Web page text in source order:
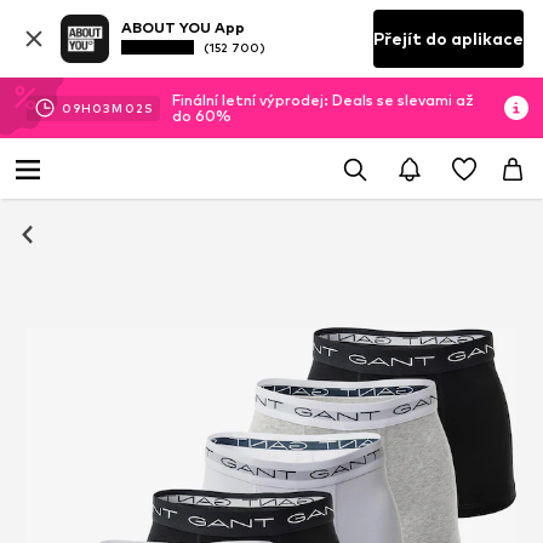
ABOUT YOU App
(152 700) Přejít do aplikace
09H 03M 01 S
Finální letní výprodej: Deals se slevami až
do 60%